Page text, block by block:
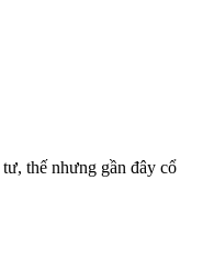
thế nhưng gần đây cổ